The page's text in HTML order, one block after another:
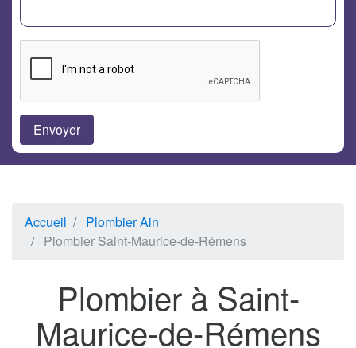
Accueil
Plombier Ain
Plombier Saint-Maurice-de-Rémens
Plombier à Saint-
Maurice-de-Rémens